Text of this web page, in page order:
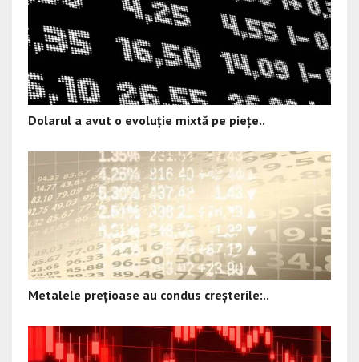
Dolarul a avut o evoluție mixtă pe piețe..
Metalele prețioase au condus creșterile:..